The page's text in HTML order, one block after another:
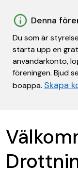
Denna
Du som är
starta upp en
användarkonto,
föreningen. Bjud
boappa. Skapa